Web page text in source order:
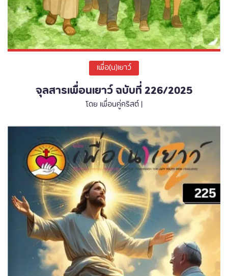
เพื่อ(น)เยาว์
จุลสารเพื่อนเยาว์ ฉบับที่ 226/2025
โดย เพื่อนคู่คริสต์ |